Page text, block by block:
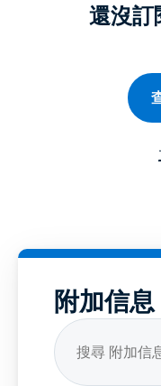
還沒
附加信息